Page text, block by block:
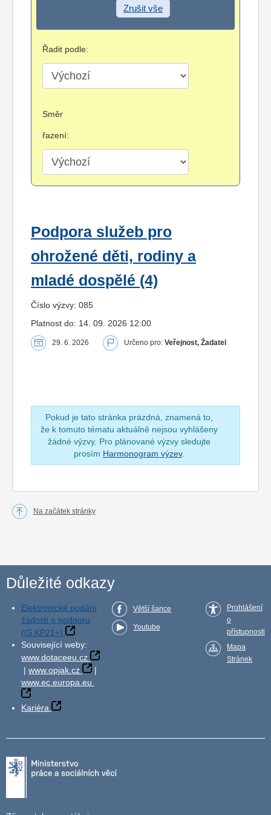
Zrušit vše
Řadit podle:
Směr
řazení:
Podpora služeb pro
ohrožené děti, rodiny a
mladé dospělé (4)
Číslo výzvy: 085
Platnost do: 14. 09. 2026 12:00
29. 6. 2026 Určeno pro: Veřejnost, Žadatel
Pokud je tato stránka prázdná, znamená to,
že k tomuto tématu aktuálně nejsou vyhlášeny
žádné výzvy. Pro plánované výzvy sledujte
prosím Harmonogram výzev.
Na začátek stránky
Důležité odkazy
Elektronické podání
žádosti o podporu
(IS KP21+)
Související weby:
www.dotaceeu.cz
| www.opjak.cz
|
www.ec.europa.eu
Kariéra
Větší šance
Youtube
Prohlášení
o
přístupnosti
Mapa
Stránek